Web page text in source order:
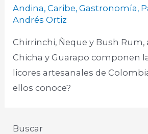
Andina,Caribe,Gastronomía,
Andrés Ortiz
Chirrinchi, Ñeque y Bush Rum,
Chicha y Guarapo componen
licores artesanales de
ellos conoce?
Buscar